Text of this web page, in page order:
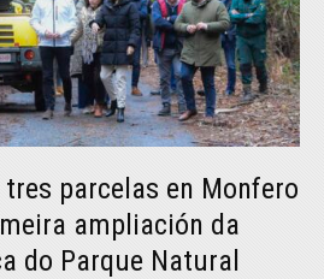
parcelas en Monfero
ampliación da
do Parque Natural